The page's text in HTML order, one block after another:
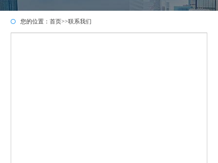
您的位置：首页>>联系我们